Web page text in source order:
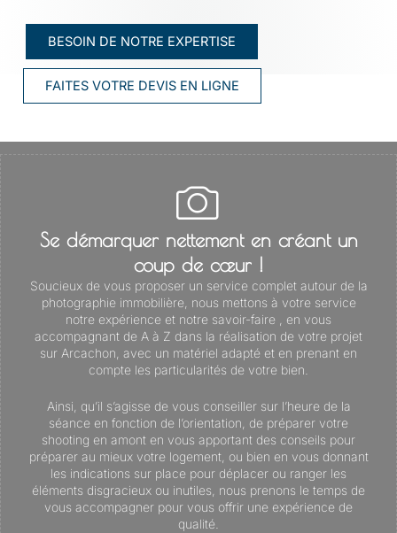
BESOIN DE NOTRE EXPERTISE
FAITES VOTRE DEVIS EN LIGNE
Se démarquer nettement en créant un
coup de cœur !
Soucieux de vous proposer un service complet autour de la
photographie immobilière, nous mettons à votre service
notre expérience et notre savoir-faire , en vous
accompagnant de A à Z dans la réalisation de votre projet
sur Arcachon, avec un matériel adapté et en prenant en
compte les particularités de votre bien.
Ainsi, qu’il s’agisse de vous conseiller sur l’heure de la
séance en fonction de l’orientation, de préparer votre
shooting en amont en vous apportant des conseils pour
préparer au mieux votre logement, ou bien en vous donnant
les indications sur place pour déplacer ou ranger les
éléments disgracieux ou inutiles, nous prenons le temps de
vous accompagner pour vous offrir une expérience de
qualité.